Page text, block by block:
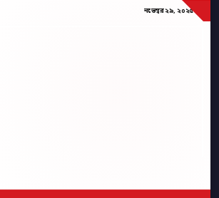
নভেম্বর ২৯, ২০২৫